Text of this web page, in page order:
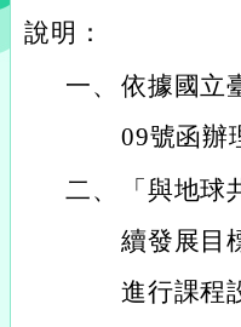
說明：
一、 依據國立
09號函辦
二、
「與地
續發展目
進行課程